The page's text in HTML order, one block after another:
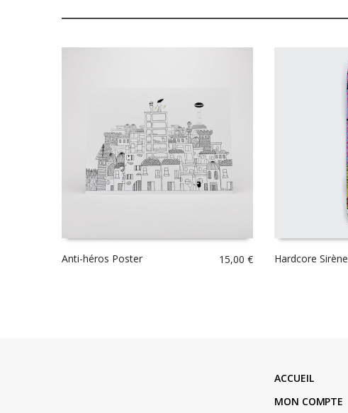
Anti-héros Poster 15,00 € Hardcore Sirène
ACCUEIL
MON COMPTE